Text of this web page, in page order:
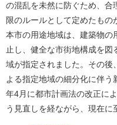
の混乱を未然に防ぐため、合
限のルールとして定めたもの
本市の用途地域は、建築物の
止し、健全な市街地構成を
域が指定されました。その後
よる指定地域の細分化に伴
年4月に都市計画法の改正に
う見直しを経ながら、現在に